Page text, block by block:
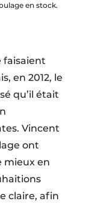
en stock.
faisaient
en 2012, le
qu’il était
Vincent
ont
mieux en
claire, afin